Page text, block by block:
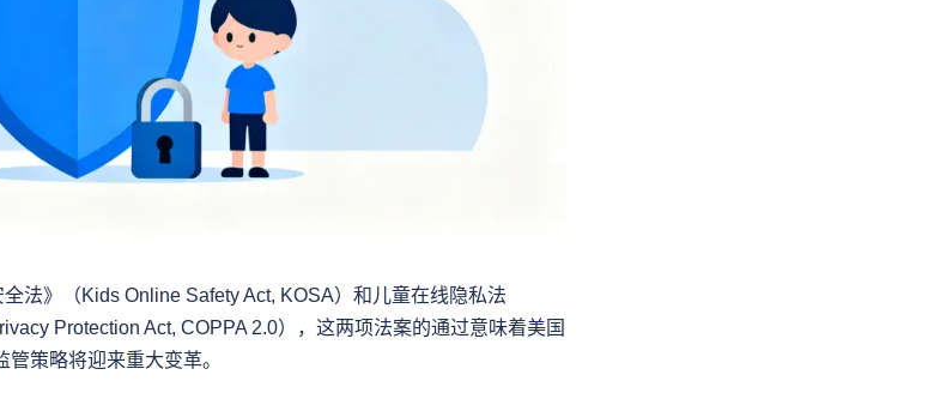
法》（Kids Online Safety Act, KOSA）和儿童在线隐私法
Protection Act, COPPA 2.0），这两项法案的通过意味着美国
策略将迎来重大变革。